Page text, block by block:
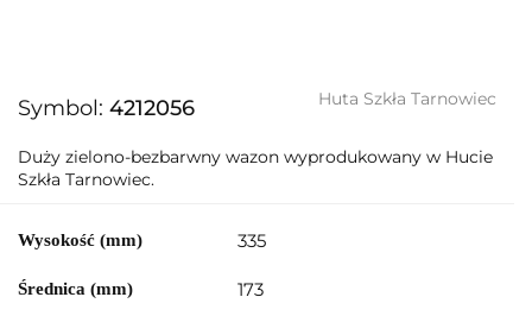
Symbol: 4212056 Huta Szkła Tarnowiec
Duży zielono-bezbarwny wazon wyprodukowany w Hucie
Szkła Tarnowiec.
Wysokość (mm) 335
Średnica (mm) 173